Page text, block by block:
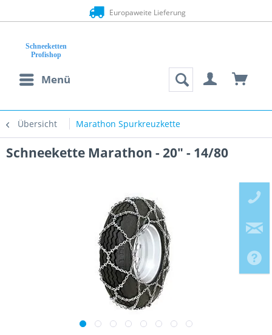
Europaweite Lieferung
Menü
Übersicht Marathon Spurkreuzkette
Schneekette Marathon - 20" - 14/80